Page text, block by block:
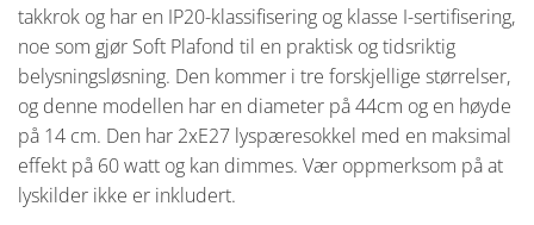
takkrok og har en IP20-klassifisering og klasse I-sertifisering,
noe som gjør Soft Plafond til en praktisk og tidsriktig
belysningsløsning. Den kommer i tre forskjellige størrelser,
og denne modellen har en diameter på 44cm og en høyde
på 14 cm. Den har 2xE27 lyspæresokkel med en maksimal
effekt på 60 watt og kan dimmes. Vær oppmerksom på at
lyskilder ikke er inkludert.